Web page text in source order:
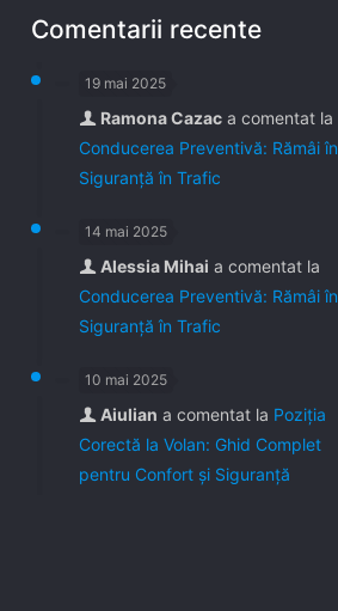
Comentarii recente
19 mai 2025
Ramona Cazac a comentat la
Conducerea Preventivă: Rămâi în
Siguranță în Trafic
14 mai 2025
Alessia Mihai a comentat la
Conducerea Preventivă: Rămâi în
Siguranță în Trafic
10 mai 2025
Aiulian a comentat la Poziția
Corectă la Volan: Ghid Complet
pentru Confort și Siguranță